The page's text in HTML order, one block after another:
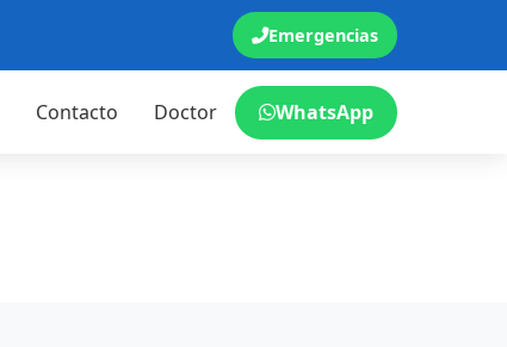
Emergencias
Contacto Doctor WhatsApp